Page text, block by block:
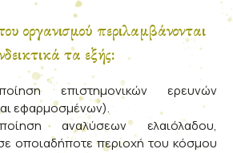
οργανισμού περιλαμβάνονται
τα εξής:
επιστημονικών ερευνών
εφαρμοσμένων).
αναλύσεων ελαιόλαδου,
οποιαδήποτε περιοχή του κόσμου